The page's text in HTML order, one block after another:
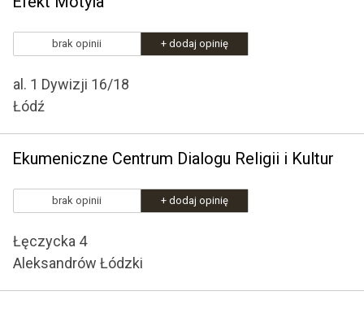
brak opinii + dodaj opinię
al. 1 Dywizji 16/18
Łódź
Ekumeniczne Centrum Dialogu Religii i Kultur
brak opinii + dodaj opinię
Łęczycka 4
Aleksandrów Łódzki